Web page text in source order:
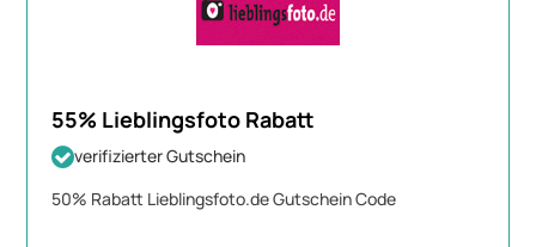
55% Lieblingsfoto Rabatt
verifizierter Gutschein
50% Rabatt Lieblingsfoto.de Gutschein Code